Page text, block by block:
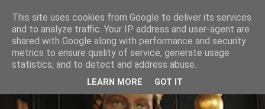
This site uses cookies from Google to deliver its services
and to analyze traffic. Your IP address and user-agent are
shared with Google along with performance and security
metrics to ensure quality of service, generate usage
statistics, and to detect and address abuse.
LEARN MORE GOT IT